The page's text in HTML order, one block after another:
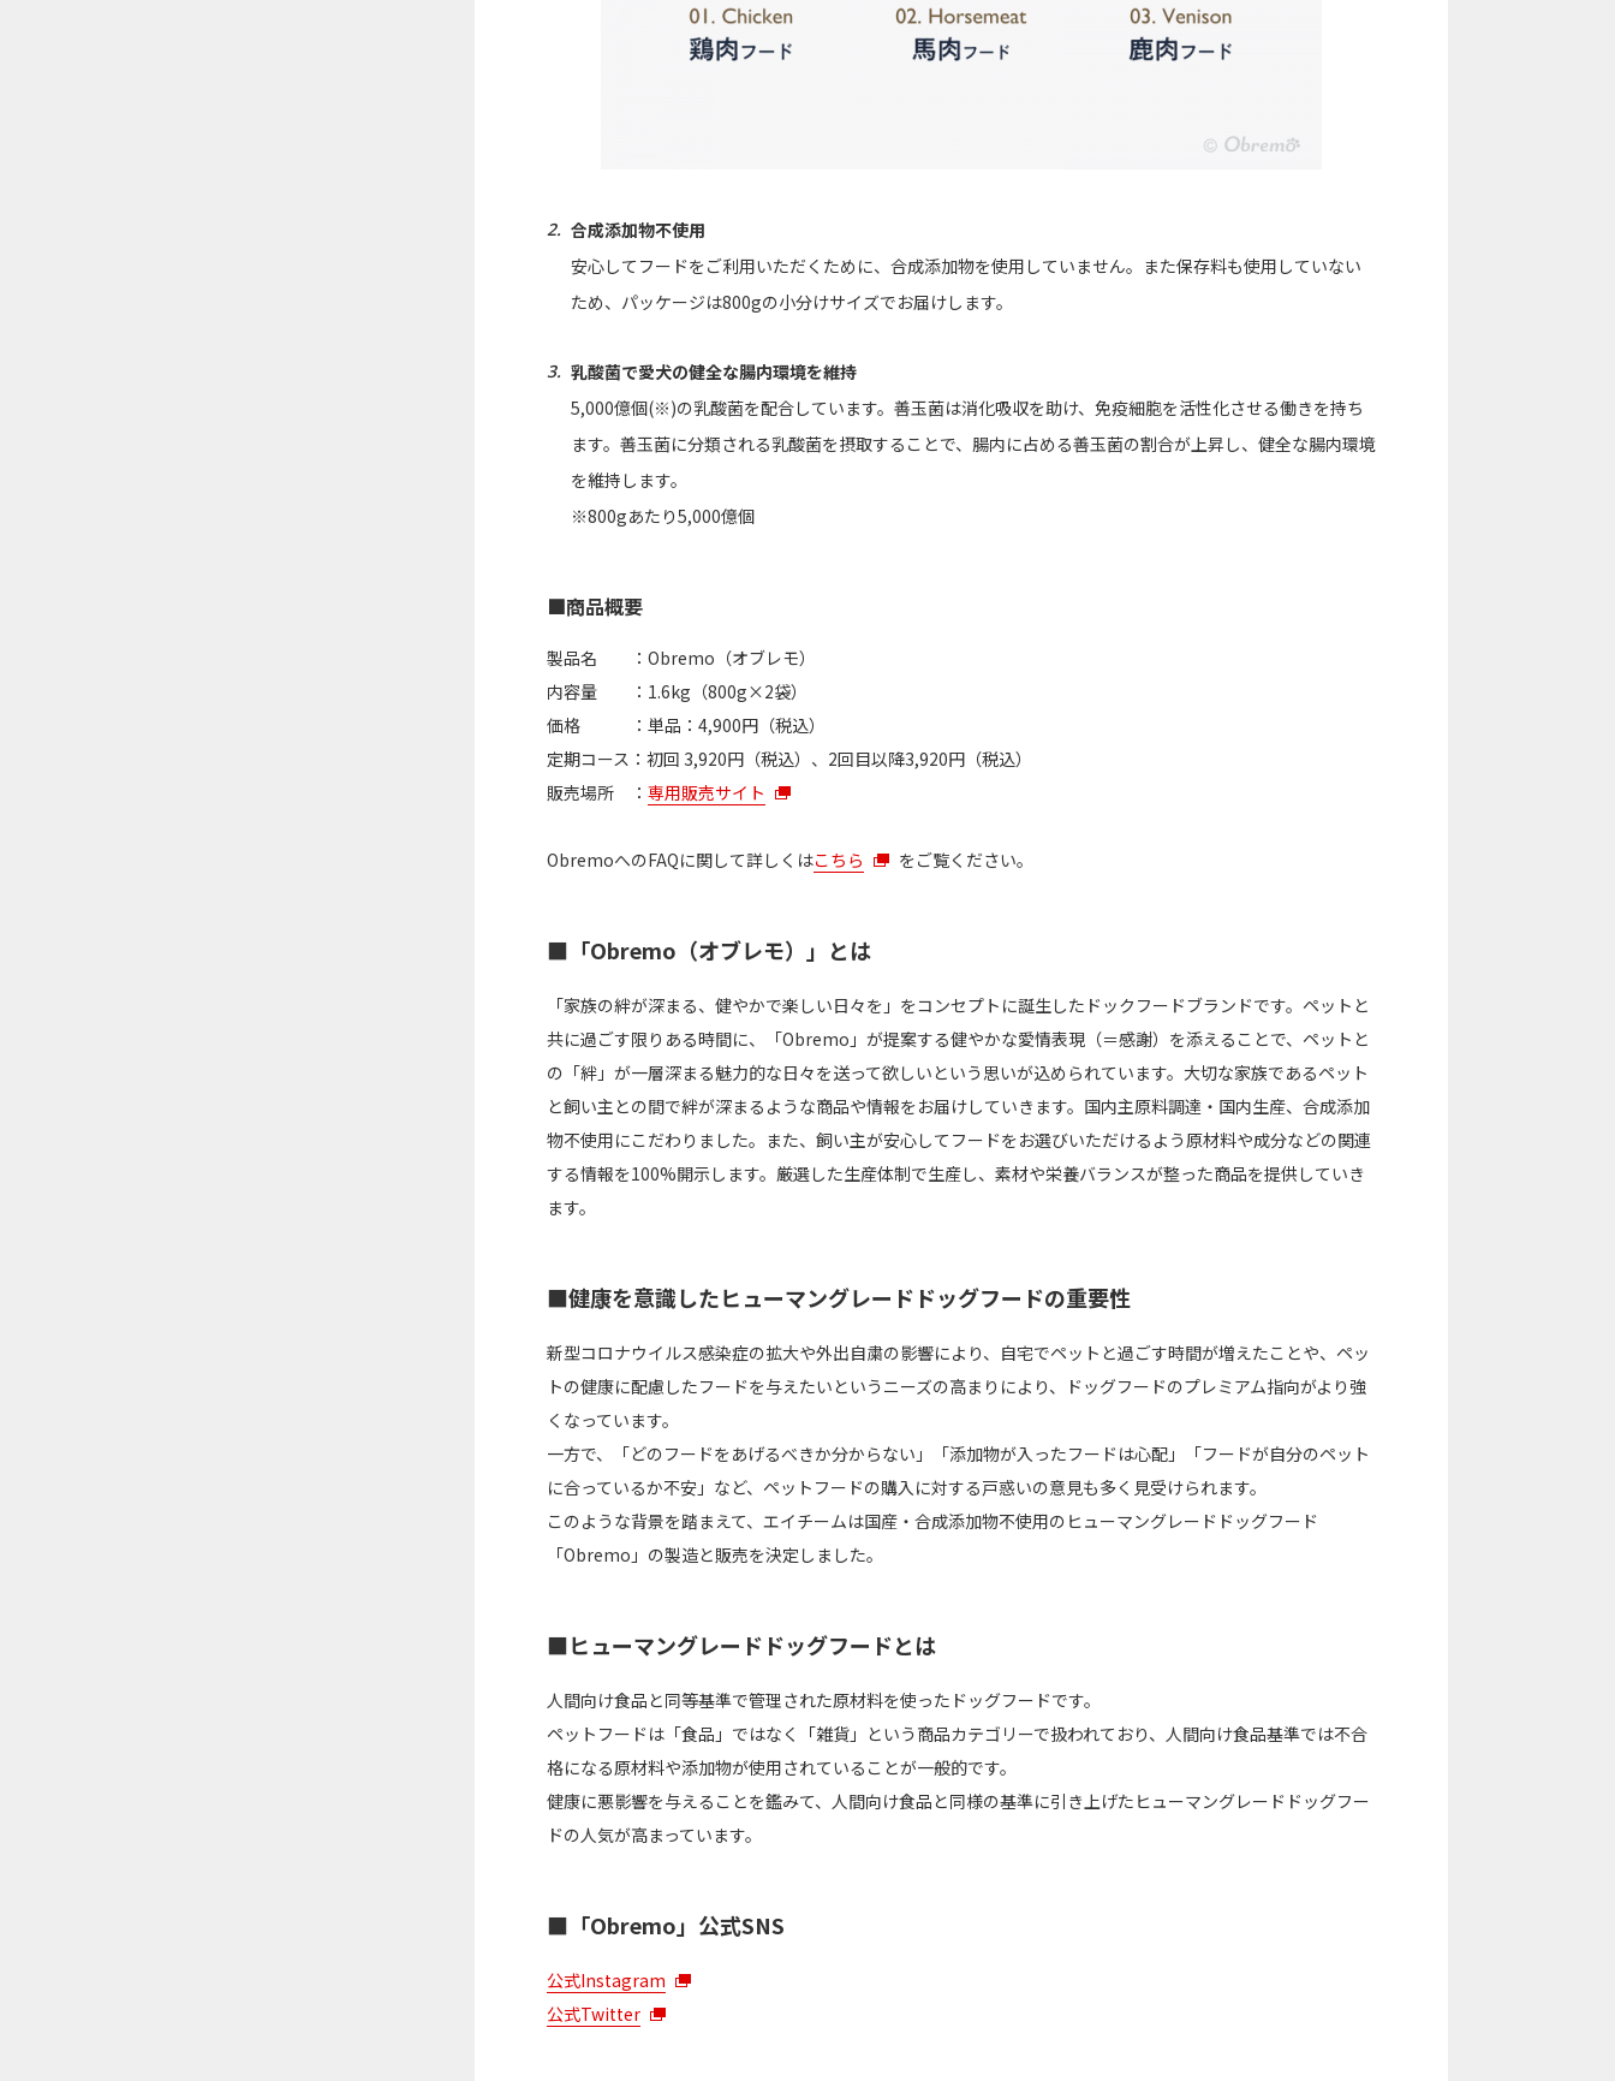
合成添加物不使用
安心してフードをご利用いただくために、合成添加物を使用していません。また保存料も使用していない
ため、パッケージは800gの小分けサイズでお届けします。
乳酸菌で愛犬の健全な腸内環境を維持
5,000億個(※)の乳酸菌を配合しています。善玉菌は消化吸収を助け、免疫細胞を活性化させる働きを持ち
ます。善玉菌に分類される乳酸菌を摂取することで、腸内に占める善玉菌の割合が上昇し、健全な腸内環境
を維持します。
※800gあたり5,000億個
■商品概要
製品名 ：Obremo（オブレモ）
内容量 ：1.6kg（800g×2袋）
価格 ：単品：4,900円（税込）
定期コース：初回 3,920円（税込）、2回目以降3,920円（税込）
販売場所 ： 専用販売サイト
ObremoへのFAQに関して詳しくはこちら をご覧ください。
■「Obremo（オブレモ）」とは
「家族の絆が深まる、健やかで楽しい日々を」をコンセプトに誕生したドックフードブランドです。ペットと
共に過ごす限りある時間に、「Obremo」が提案する健やかな愛情表現（＝感謝）を添えることで、ペットと
の「絆」が一層深まる魅力的な日々を送って欲しいという思いが込められています。大切な家族であるペット
と飼い主との間で絆が深まるような商品や情報をお届けしていきます。国内主原料調達・国内生産、合成添加
物不使用にこだわりました。また、飼い主が安心してフードをお選びいただけるよう原材料や成分などの関連
する情報を100%開示します。厳選した生産体制で生産し、素材や栄養バランスが整った商品を提供していき
ます。
■健康を意識したヒューマングレードドッグフードの重要性
新型コロナウイルス感染症の拡大や外出自粛の影響により、自宅でペットと過ごす時間が増えたことや、ペッ
トの健康に配慮したフードを与えたいというニーズの高まりにより、ドッグフードのプレミアム指向がより強
くなっています。
一方で、「どのフードをあげるべきか分からない」「添加物が入ったフードは心配」「フードが自分のペット
に合っているか不安」など、ペットフードの購入に対する戸惑いの意見も多く見受けられます。
このような背景を踏まえて、エイチームは国産・合成添加物不使用のヒューマングレードドッグフード
「Obremo」の製造と販売を決定しました。
■ヒューマングレードドッグフードとは
人間向け食品と同等基準で管理された原材料を使ったドッグフードです。
ペットフードは「食品」ではなく「雑貨」という商品カテゴリーで扱われており、人間向け食品基準では不合
格になる原材料や添加物が使用されていることが一般的です。
健康に悪影響を与えることを鑑みて、人間向け食品と同様の基準に引き上げたヒューマングレードドッグフー
ドの人気が高まっています。
■「Obremo」公式SNS
公式Instagram
公式Twitter